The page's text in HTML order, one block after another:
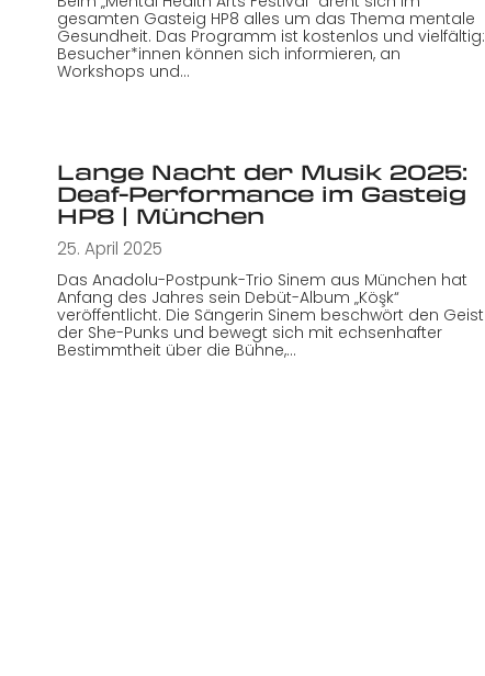
gesamten Gasteig HP8 alles um das Thema mentale
Gesundheit. Das Programm ist kostenlos und vielfältig:
Besucher*innen können sich informieren, an
Workshops und…
Lange Nacht der Musik 2025:
Deaf-Performance im Gasteig
HP8 | München
25. April 2025
Das Anadolu-Postpunk-Trio Sinem aus München hat
Anfang des Jahres sein Debüt-Album „Köşk“
veröffentlicht. Die Sängerin Sinem beschwört den Geist
der She-Punks und bewegt sich mit echsenhafter
Bestimmtheit über die Bühne,…